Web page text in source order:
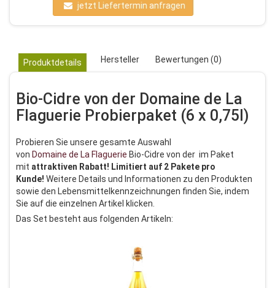
jetzt Liefertermin anfragen
Produktdetails Hersteller Bewertungen (0)
Bio-Cidre von der Domaine de La
Flaguerie Probierpaket (6 x 0,75l)
Probieren Sie unsere gesamte Auswahl
von Domaine de La Flaguerie Bio-Cidre von der im Paket
mit attraktiven Rabatt! Limitiert auf 2 Pakete pro
Kunde! Weitere Details und Informationen zu den Produkten
sowie den Lebensmittelkennzeichnungen finden Sie, indem
Sie auf die einzelnen Artikel klicken.
Das Set besteht aus folgenden Artikeln: